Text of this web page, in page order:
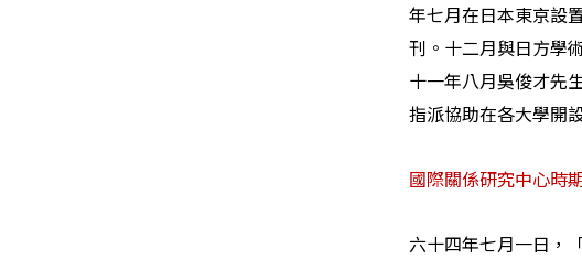
年七月在日本東京設
刊。十二月與日方學
十一年八月吳俊才先
指派協助在各大學開
國際關係研究中心時
六十四年七月一日，